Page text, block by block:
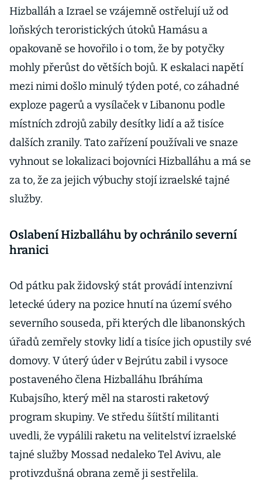
Hizballáh a Izrael se vzájemně ostřelují už od
loňských teroristických útoků Hamásu a
opakovaně se hovořilo i o tom, že by potyčky
mohly přerůst do větších bojů. K eskalaci napětí
mezi nimi došlo minulý týden poté, co záhadné
exploze pagerů a vysílaček v Libanonu podle
místních zdrojů zabily desítky lidí a až tisíce
dalších zranily. Tato zařízení používali ve snaze
vyhnout se lokalizaci bojovníci Hizballáhu a má se
za to, že za jejich výbuchy stojí izraelské tajné
služby.
Oslabení Hizballáhu by ochránilo severní
hranici
Od pátku pak židovský stát provádí intenzivní
letecké údery na pozice hnutí na území svého
severního souseda, při kterých dle libanonských
úřadů zemřely stovky lidí a tisíce jich opustily své
domovy. V úterý úder v Bejrútu zabil i vysoce
postaveného člena Hizballáhu Ibráhíma
Kubajsího, který měl na starosti raketový
program skupiny. Ve středu šíitští militanti
uvedli, že vypálili raketu na velitelství izraelské
tajné služby Mossad nedaleko Tel Avivu, ale
protivzdušná obrana země ji sestřelila.